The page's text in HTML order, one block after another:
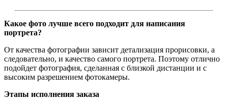
Какое фото лучше всего подходит для написания
портрета?
От качества фотографии зависит детализация прорисовки, а
следовательно, и качество самого портрета. Поэтому отлично
подойдет фотография, сделанная с близкой дистанции и с
высоким разрешением фотокамеры.
Этапы исполнения заказа